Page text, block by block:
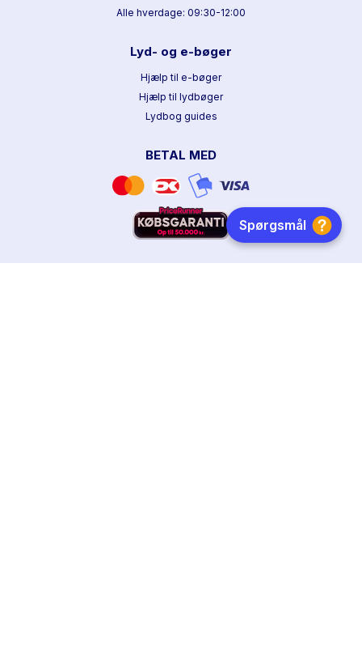
Alle hverdage: 09:30-12:00
Lyd- og e-bøger
Hjælp til e-bøger
Hjælp til lydbøger
Lydbog guides
BETAL MED